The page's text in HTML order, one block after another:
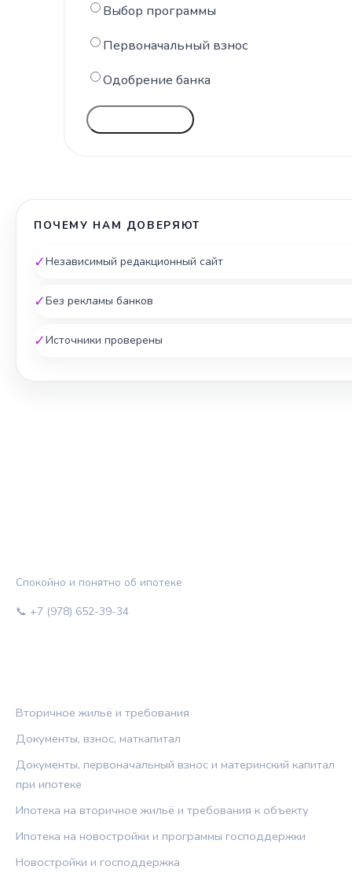
Выбор программы
Первоначальный взнос
Одобрение банка
ПОЧЕМУ НАМ ДОВЕРЯЮТ
✓Независимый редакционный сайт
✓Без рекламы банков
✓Источники проверены
Спокойно и понятно об ипотеке
📞 +7 (978) 652-39-34
Вторичное жильё и требования
Документы, взнос, маткапитал
Документы, первоначальный взнос и материнский капитал
при ипотеке
Ипотека на вторичное жильё и требования к объекту
Ипотека на новостройки и программы господдержки
Новостройки и господдержка